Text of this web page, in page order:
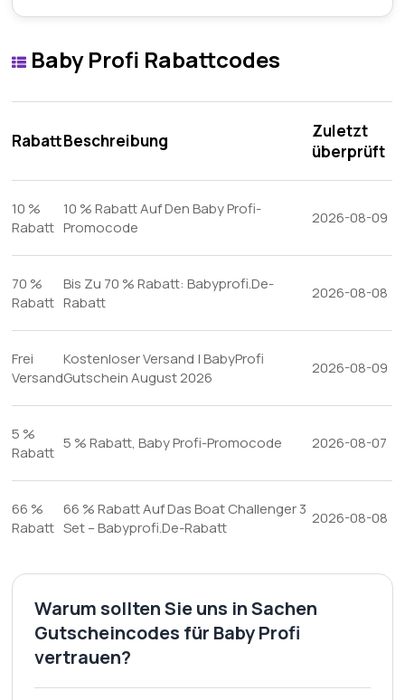
Baby Profi Rabattcodes
RabattBeschreibung
Zuletzt
überprüft
10 %
Rabatt
10 % Rabatt Auf Den Baby Profi-
Promocode
2026-08-09
70 %
Rabatt
Bis Zu 70 % Rabatt: Babyprofi.De-
Rabatt
2026-08-08
Frei
Versand
Kostenloser Versand | BabyProfi
Gutschein August 2026
2026-08-09
5 %
Rabatt
5 % Rabatt, Baby Profi-Promocode 2026-08-07
66 %
Rabatt
66 % Rabatt Auf Das Boat Challenger 3
Set – Babyprofi.De-Rabatt
2026-08-08
Warum sollten Sie uns in Sachen
Gutscheincodes für Baby Profi
vertrauen?